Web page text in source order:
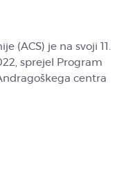
(ACS) je na svoji 11.
sprejel Program
centra